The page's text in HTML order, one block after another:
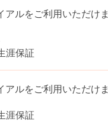
アルをご利用いただけま
涯保証
アルをご利用いただけま
涯保証